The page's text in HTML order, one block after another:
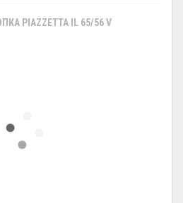
PIAZZETTA IL 65/56 V